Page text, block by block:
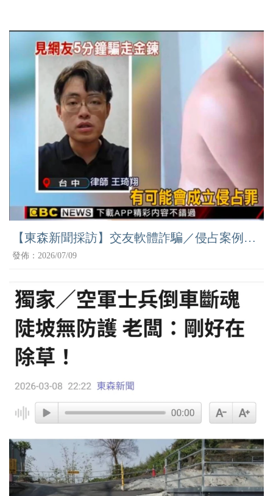
【東森新聞採訪】交友軟體詐騙／侵占案例剖
析
發佈：2026/07/09